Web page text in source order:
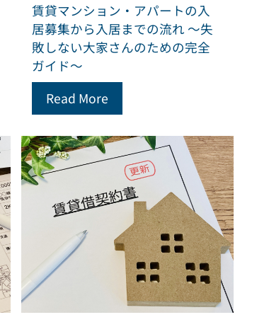
賃貸マンション・アパートの入
居募集から入居までの流れ ～失
敗しない大家さんのための完全
ガイド～
Read More